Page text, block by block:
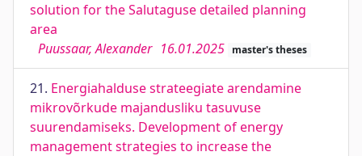
solution for the Salutaguse detailed planning
area
Puussaar, Alexander 16.01.2025 master's theses
21. Energiahalduse strateegiate arendamine
mikrovõrkude majandusliku tasuvuse
suurendamiseks. Development of energy
management strategies to increase the